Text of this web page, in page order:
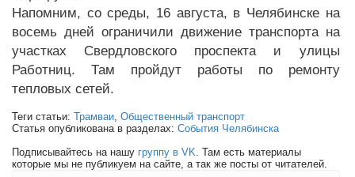
Напомним, со среды, 16 августа, в Челябинске на
восемь дней ограничили движение транспорта на
участках Свердловского проспекта и улицы
Работниц. Там пройдут работы по ремонту
тепловых сетей.
Теги статьи: Трамваи Общественный транспорт
Статья опубликована в разделах: События Челябинска
Подписывайтесь на нашу группу в VK . Там есть материалы
которые мы не публикуем на сайте, а так же посты от читателей.